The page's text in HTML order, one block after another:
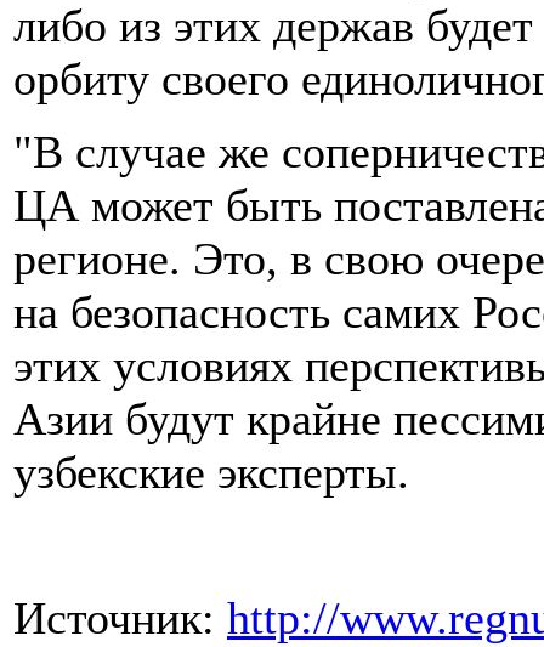
либо из этих держав
орбиту своего
"В случае же
ЦА может быть
регионе. Это, в свою
на безопасность самих
этих условиях
Азии будут крайне
узбекские эксперты.
Источник: http://